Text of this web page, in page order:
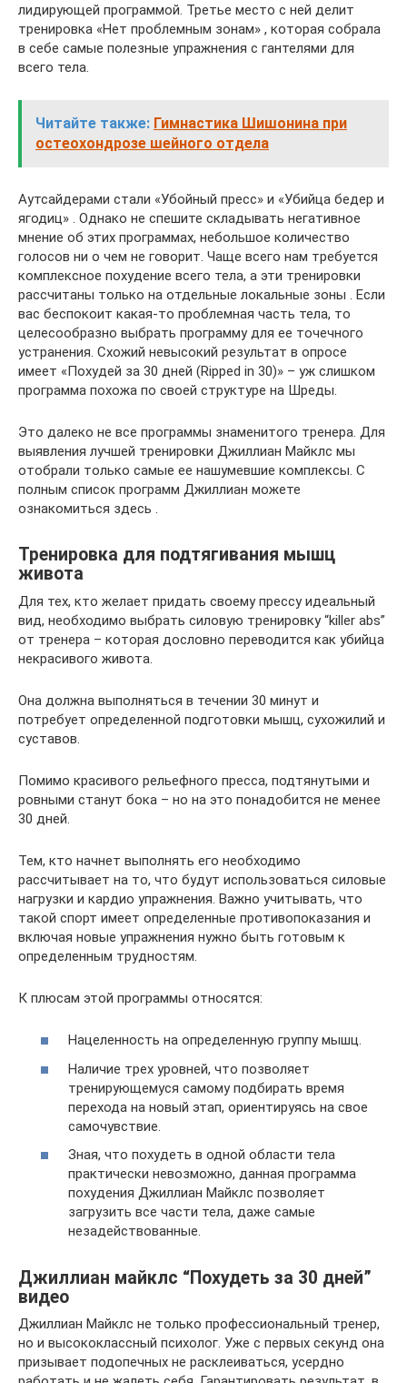
лидирующей программой. Третье место с ней делит
тренировка «Нет проблемным зонам» , которая собрала
в себе самые полезные упражнения с гантелями для
всего тела.
Читайте также: Гимнастика Шишонина при
остеохондрозе шейного отдела
Аутсайдерами стали «Убойный пресс» и «Убийца бедер и
ягодиц» . Однако не спешите складывать негативное
мнение об этих программах, небольшое количество
голосов ни о чем не говорит. Чаще всего нам требуется
комплексное похудение всего тела, а эти тренировки
рассчитаны только на отдельные локальные зоны . Если
вас беспокоит какая-то проблемная часть тела, то
целесообразно выбрать программу для ее точечного
устранения. Схожий невысокий результат в опросе
имеет «Похудей за 30 дней (Ripped in 30)» – уж слишком
программа похожа по своей структуре на Шреды.
Это далеко не все программы знаменитого тренера. Для
выявления лучшей тренировки Джиллиан Майклс мы
отобрали только самые ее нашумевшие комплексы. С
полным список программ Джиллиан можете
ознакомиться здесь .
Тренировка для подтягивания мышц
живота
Для тех, кто желает придать своему прессу идеальный
вид, необходимо выбрать силовую тренировку “killer abs”
от тренера – которая дословно переводится как убийца
некрасивого живота.
Она должна выполняться в течении 30 минут и
потребует определенной подготовки мышц, сухожилий и
суставов.
Помимо красивого рельефного пресса, подтянутыми и
ровными станут бока – но на это понадобится не менее
30 дней.
Тем, кто начнет выполнять его необходимо
рассчитывает на то, что будут использоваться силовые
нагрузки и кардио упражнения. Важно учитывать, что
такой спорт имеет определенные противопоказания и
включая новые упражнения нужно быть готовым к
определенным трудностям.
К плюсам этой программы относятся:
Нацеленность на определенную группу мышц.
Наличие трех уровней, что позволяет
тренирующемуся самому подбирать время
перехода на новый этап, ориентируясь на свое
самочувствие.
Зная, что похудеть в одной области тела
практически невозможно, данная программа
похудения Джиллиан Майклс позволяет
загрузить все части тела, даже самые
незадействованные.
Джиллиан майклс “Похудеть за 30 дней”
видео
Джиллиан Майклс не только профессиональный тренер,
но и высококлассный психолог. Уже с первых секунд она
призывает подопечных не расклеиваться, усердно